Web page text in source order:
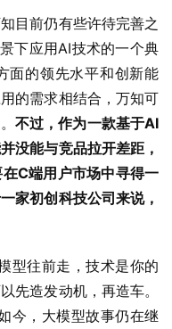
目前仍有些许待完善之
下应用AI技术的一个典
面的领先水平和创新能
的需求相结合，万知可
不过，作为一款基于AI
没能与竞品拉开差距，
C端用户市场中寻得一
家初创科技公司来说，
型往前走，技术是你的
先造发动机，再造车。
今，大模型故事仍在继